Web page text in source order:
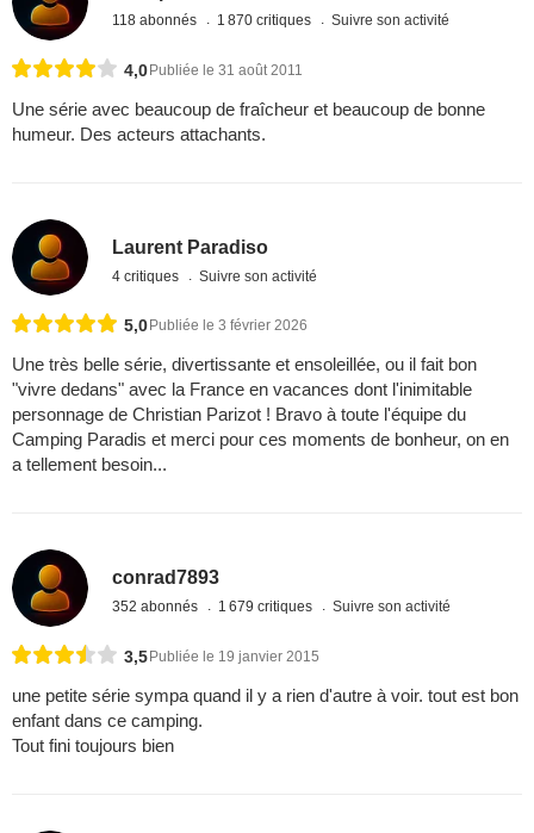
118 abonnés 1 870 critiques Suivre son activité
4,0 Publiée le 31 août 2011
Une série avec beaucoup de fraîcheur et beaucoup de bonne
humeur. Des acteurs attachants.
Laurent Paradiso
4 critiques Suivre son activité
5,0 Publiée le 3 février 2026
Une très belle série, divertissante et ensoleillée, ou il fait bon
"vivre dedans" avec la France en vacances dont l'inimitable
personnage de Christian Parizot ! Bravo à toute l'équipe du
Camping Paradis et merci pour ces moments de bonheur, on en
a tellement besoin...
conrad7893
352 abonnés 1 679 critiques Suivre son activité
3,5Publiée le 19 janvier 2015
une petite série sympa quand il y a rien d'autre à voir. tout est bon
enfant dans ce camping.
Tout fini toujours bien